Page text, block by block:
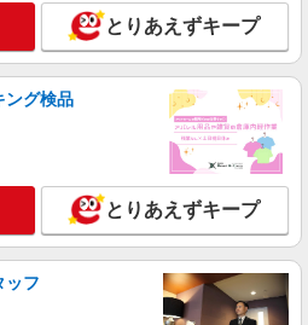
の共用部分の清掃スタッフ
円〜+交通費 ※経験・能力による
阪市中央区法円坂1丁目のマンション
詳細を見る
ルの清掃スタッフ
とりあえずキープ
ング検品
とりあえずキープ
ッフ